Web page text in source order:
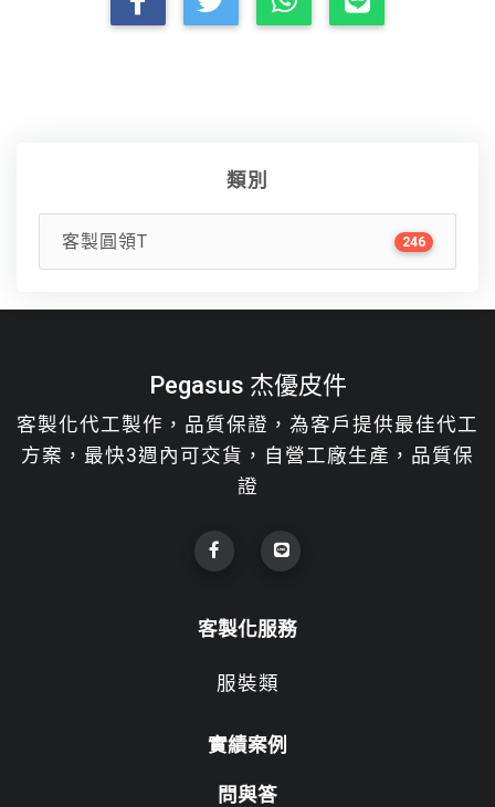
類別
客製圓領T 246
Pegasus 杰優皮件
客製化代工製作，品質保證，為客戶提供最佳代工
方案，最快3週內可交貨，自營工廠生產，品質保
證
客製化服務
服裝類
實績案例
問與答